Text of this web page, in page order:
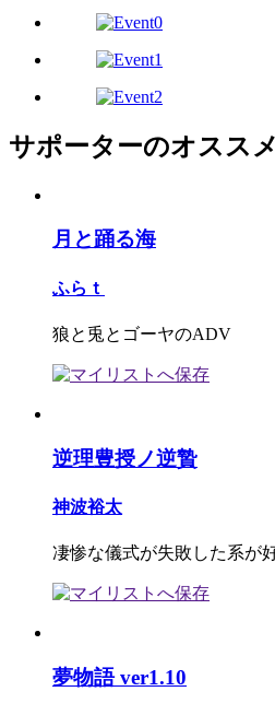
サポーターのオスス
月と踊る海
ふらｔ
狼と兎とゴーヤのADV
逆理豊授ノ逆贄
神波裕太
凄惨な儀式が失敗した系が
夢物語 ver1.10